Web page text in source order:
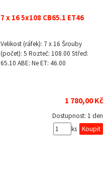
7 x 16 5x108 CB65.1 ET46
Velikost (ráfek): 7 x 16 Šrouby
(počet): 5 Rozteč: 108.00 Střed:
65.10 ABE: Ne ET: 46.00
1 780,00 Kč
Dostupnost: 1 den
ks